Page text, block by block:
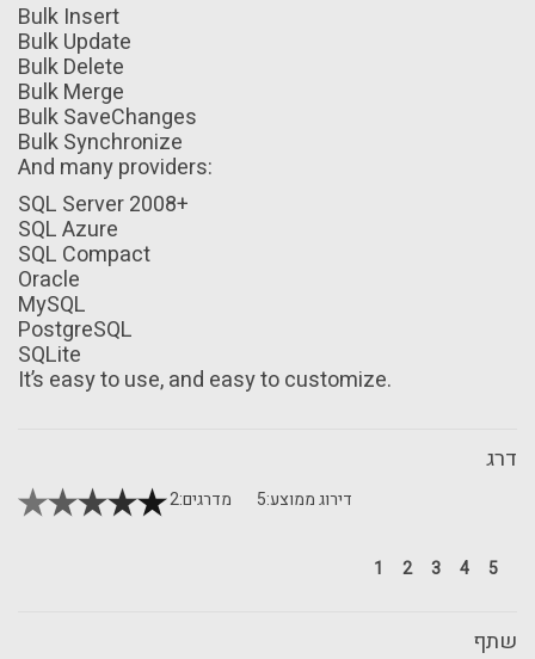
Bulk Insert
Bulk Update
Bulk Delete
Bulk Merge
Bulk SaveChanges
Bulk Synchronize
And many providers:
SQL Server 2008+
SQL Azure
SQL Compact
Oracle
MySQL
PostgreSQL
SQLite
It’s easy to use, and easy to customize.
דרג
דירוג ממוצע:5 מדרגים:2
5
4
3
2
1
שתף